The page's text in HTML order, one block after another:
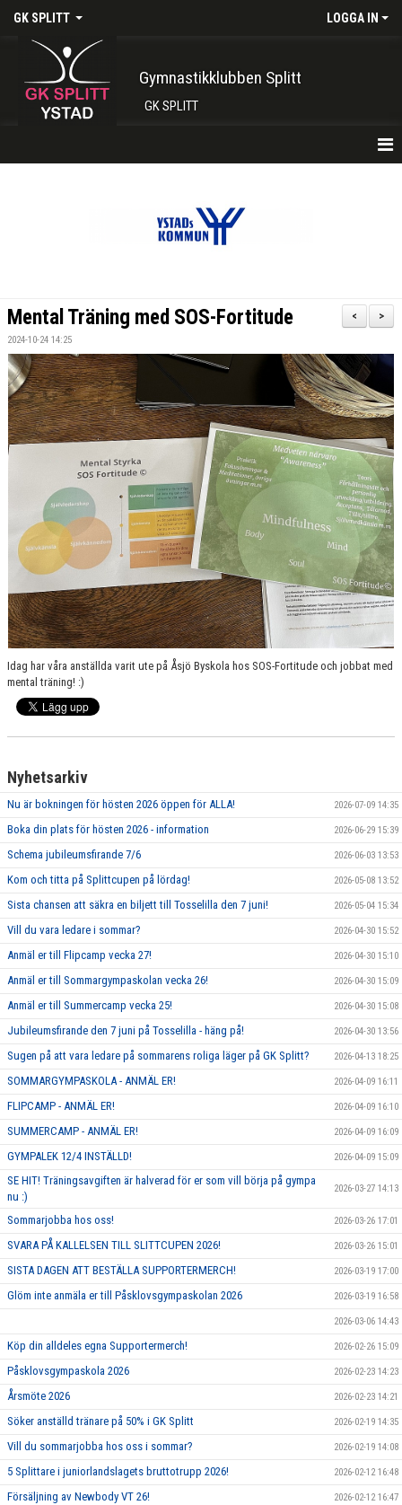
GK SPLITT LOGGA IN
Gymnastikklubben Splitt
GK SPLITT
INTRESSEANMÄLAN
SHOP
GRUPPER OCH TIDER
SPONSRING
FRÅGOR & SVAR
FUNKTIONÄRER
FRITIDSKORTET
>
<
Mental Träning med SOS-Fortitude
2024-10-24 14:25
Idag har våra anställda varit ute på Åsjö Byskola hos SOS-Fortitude och jobbat med
mental träning! :)
Nyhetsarkiv
Nu är bokningen för hösten 2026 öppen för ALLA! 2026-07-09 14:35
Boka din plats för hösten 2026 - information 2026-06-29 15:39
Schema jubileumsfirande 7/6 2026-06-03 13:53
Kom och titta på Splittcupen på lördag! 2026-05-08 13:52
Sista chansen att säkra en biljett till Tosselilla den 7 juni! 2026-05-04 15:34
Vill du vara ledare i sommar? 2026-04-30 15:52
Anmäl er till Flipcamp vecka 27! 2026-04-30 15:10
Anmäl er till Sommargympaskolan vecka 26! 2026-04-30 15:09
Anmäl er till Summercamp vecka 25! 2026-04-30 15:08
Jubileumsfirande den 7 juni på Tosselilla - häng på! 2026-04-30 13:56
Sugen på att vara ledare på sommarens roliga läger på GK Splitt? 2026-04-13 18:25
SOMMARGYMPASKOLA - ANMÄL ER! 2026-04-09 16:11
FLIPCAMP - ANMÄL ER! 2026-04-09 16:10
SUMMERCAMP - ANMÄL ER! 2026-04-09 16:09
GYMPALEK 12/4 INSTÄLLD! 2026-04-09 15:09
SE HIT! Träningsavgiften är halverad för er som vill börja på gympa
nu :)
2026-03-27 14:13
Sommarjobba hos oss! 2026-03-26 17:01
SVARA PÅ KALLELSEN TILL SLITTCUPEN 2026! 2026-03-26 15:01
SISTA DAGEN ATT BESTÄLLA SUPPORTERMERCH! 2026-03-19 17:00
Glöm inte anmäla er till Påsklovsgympaskolan 2026 2026-03-19 16:58
2026-03-06 14:43
Köp din alldeles egna Supportermerch! 2026-02-26 15:09
Påsklovsgympaskola 2026 2026-02-23 14:23
Årsmöte 2026 2026-02-23 14:21
Söker anställd tränare på 50% i GK Splitt 2026-02-19 14:35
Vill du sommarjobba hos oss i sommar? 2026-02-19 14:08
5 Splittare i juniorlandslagets bruttotrupp 2026! 2026-02-12 16:48
Försäljning av Newbody VT 26! 2026-02-12 16:47